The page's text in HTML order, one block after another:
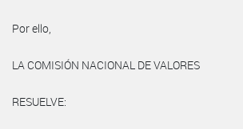
Por ello,
LA COMISIÓN NACIONAL DE VALORES
RESUELVE: